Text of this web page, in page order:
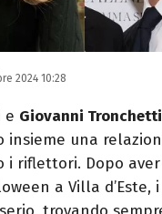
2024 10:28
e Giovanni
insieme una
i riflettori. Dopo
a Villa d’Este,